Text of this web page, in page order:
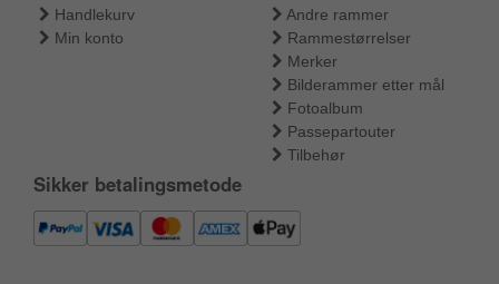
Handlekurv
Min konto
Andre rammer
Rammestørrelser
Merker
Bilderammer etter mål
Fotoalbum
Passepartouter
Tilbehør
Sikker betalingsmetode